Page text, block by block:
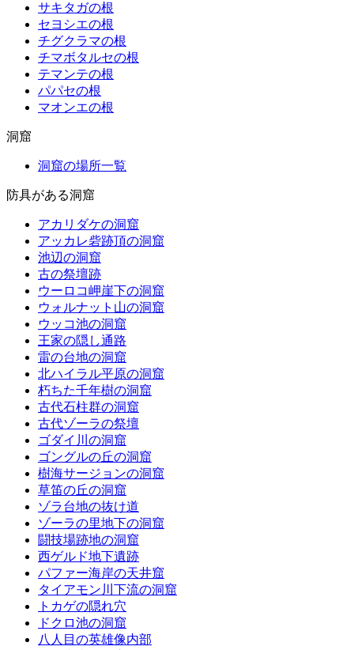
サキタガの根
セヨシエの根
チグクラマの根
チマボタルセの根
テマンテの根
パパセの根
マオンエの根
洞窟
洞窟の場所一覧
防具がある洞窟
アカリダケの洞窟
アッカレ砦跡頂の洞窟
池辺の洞窟
古の祭壇跡
ウーロコ岬崖下の洞窟
ウォルナット山の洞窟
ウッコ池の洞窟
王家の隠し通路
雷の台地の洞窟
北ハイラル平原の洞窟
朽ちた千年樹の洞窟
古代石柱群の洞窟
古代ゾーラの祭壇
ゴダイ川の洞窟
ゴングルの丘の洞窟
樹海サージョンの洞窟
草笛の丘の洞窟
ゾラ台地の抜け道
ゾーラの里地下の洞窟
闘技場跡地の洞窟
西ゲルド地下遺跡
パファー海岸の天井窟
タイアモン川下流の洞窟
トカゲの隠れ穴
ドクロ池の洞窟
八人目の英雄像内部